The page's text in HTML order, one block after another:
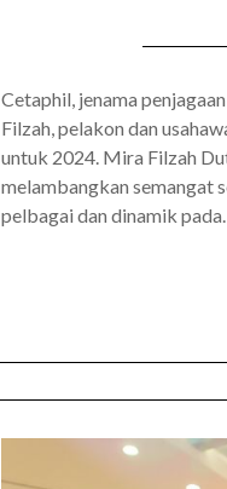
Cetaphil, jenama
Filzah, pelakon dan
untuk 2024. Mira Filzah
melambangkan semangat
pelbagai dan dinamik